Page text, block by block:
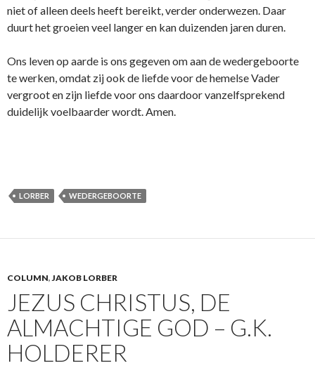
niet of alleen deels heeft bereikt, verder onderwezen. Daar
duurt het groeien veel langer en kan duizenden jaren duren.
Ons leven op aarde is ons gegeven om aan de wedergeboorte
te werken, omdat zij ook de liefde voor de hemelse Vader
vergroot en zijn liefde voor ons daardoor vanzelfsprekend
duidelijk voelbaarder wordt. Amen.
LORBER WEDERGEBOORTE
COLUMN,JAKOB LORBER
JEZUS CHRISTUS, DE
ALMACHTIGE GOD – G.K.
HOLDERER